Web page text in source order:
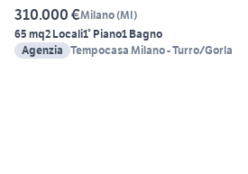
310.000 €Milano(MI)
65 mq2 Locali1° Piano1 Bagno
Agenzia Tempocasa Milano - Turro/Gorla